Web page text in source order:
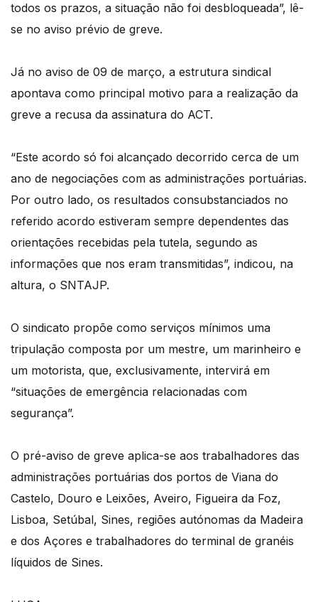
todos os prazos, a situação não foi desbloqueada”, lê-
se no aviso prévio de greve.
Já no aviso de 09 de março, a estrutura sindical
apontava como principal motivo para a realização da
greve a recusa da assinatura do ACT.
“Este acordo só foi alcançado decorrido cerca de um
ano de negociações com as administrações portuárias.
Por outro lado, os resultados consubstanciados no
referido acordo estiveram sempre dependentes das
orientações recebidas pela tutela, segundo as
informações que nos eram transmitidas”, indicou, na
altura, o SNTAJP.
O sindicato propõe como serviços mínimos uma
tripulação composta por um mestre, um marinheiro e
um motorista, que, exclusivamente, intervirá em
“situações de emergência relacionadas com
segurança”.
O pré-aviso de greve aplica-se aos trabalhadores das
administrações portuárias dos portos de Viana do
Castelo, Douro e Leixões, Aveiro, Figueira da Foz,
Lisboa, Setúbal, Sines, regiões autónomas da Madeira
e dos Açores e trabalhadores do terminal de granéis
líquidos de Sines.